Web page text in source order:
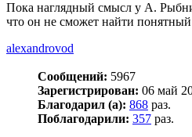
Пока наглядный смысл у А.
что он не сможет найти
alexandrovod
Сообщений: 5967
Зарегистрирован: 06 май
Благодарил (а): 868 раз.
Поблагодарили: 357 раз.